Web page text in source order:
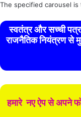
The specified carousel is
स्वतंत्र और सच्ची
राजनैतिक नियंत्रण से
हमारे नए ऐप से अपने